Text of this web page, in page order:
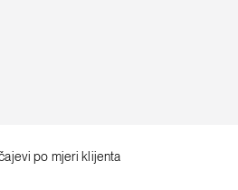
po mjeri klijenta